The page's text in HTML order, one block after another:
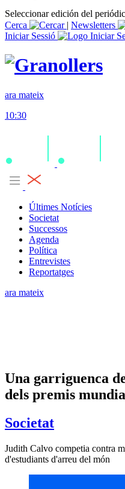
Seleccionar edición del
Cerca
| Newsletters
Iniciar Sessió
ara mateix
10:30
Últimes Notícies
Societat
Successos
Agenda
Política
Entrevistes
Reportatges
ara mateix
Una garriguenca
dels premis
Societat
Judith Calvo competia contra
d'estudiants d'arreu del món